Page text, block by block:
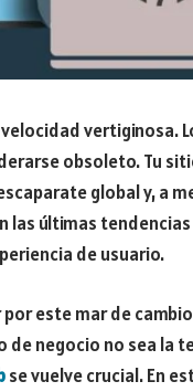
vertiginosa.
obsoleto. Tu
global y, a
las últimas
de usuario.
este mar de
de negocio no sea la
se vuelve crucial. En